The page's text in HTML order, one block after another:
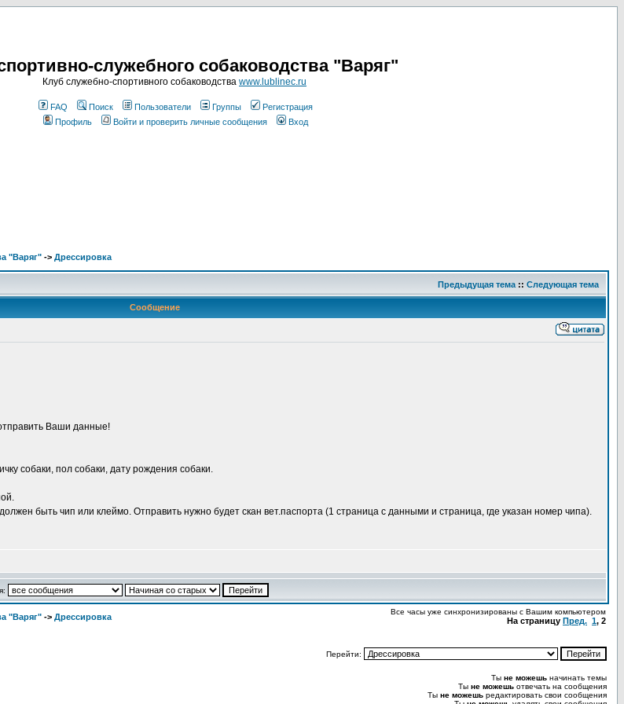
служебного собаководства "Варяг"
Клуб служебно-спортивного собаководства www.lublinec.ru
FAQ Поиск Пользователи Группы
Регистрация
Профиль
Войти и проверить личные сообщения Вход
"Варяг" -> Дрессировка
Предыдущая тема :: Следующая тема
Сообщение
Ваши данные!
собаки, пол собаки, дату рождения собаки.
быть чип или клеймо. Отправить нужно будет скан вет.паспорта (1 страница с данными и страница, где указан номер чипа).
"Варяг" -> Дрессировка
Все часы уже синхронизированы с Вашим компьютером
На страницу Пред. 1, 2
Перейти:
Ты не можешь начинать темы
Ты не можешь отвечать на сообщения
Ты не можешь редактировать свои сообщения